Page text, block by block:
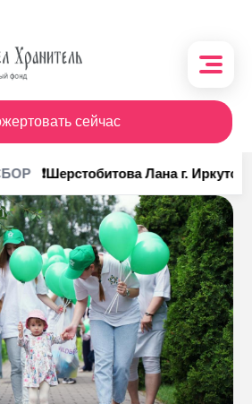
сейчас
О фонде
Поступления
Кому помочь
Кому помогли
помощь
❗Шерстобитова Лана г. Иркутск❗